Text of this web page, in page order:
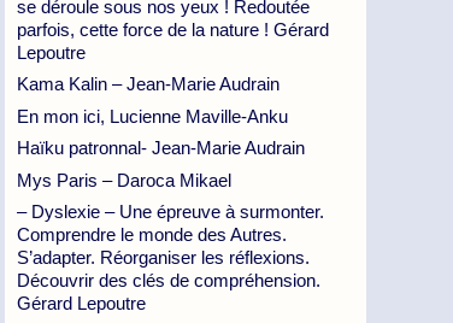
se déroule sous nos yeux ! Redoutée
parfois, cette force de la nature ! Gérard
Lepoutre
Kama Kalin – Jean-Marie Audrain
En mon ici, Lucienne Maville-Anku
Haïku patronnal- Jean-Marie Audrain
Mys Paris – Daroca Mikael
– Dyslexie – Une épreuve à surmonter.
Comprendre le monde des Autres.
S’adapter. Réorganiser les réflexions.
Découvrir des clés de compréhension.
Gérard Lepoutre